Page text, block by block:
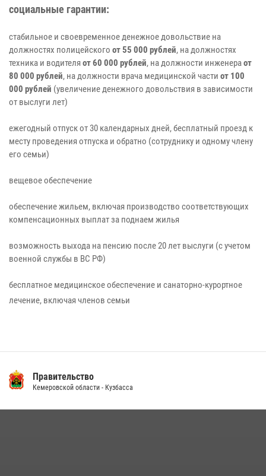
социальные гарантии:
стабильное и своевременное денежное довольствие на
должностях полицейского от 55 000 рублей, на должностях
техника и водителя от 60 000 рублей, на должности инженераот
80 000 рублей, на должности врача медицинской части от 100
000 рублей (увеличение денежного довольствия в зависимости
от выслуги лет)
ежегодный отпуск от 30 календарных дней, бесплатный проезд к
месту проведения отпуска и обратно (сотруднику и одному члену
его семьи)
вещевое обеспечение
обеспечение жильем, включая производство соответствующих
компенсационных выплат за поднаем жилья
возможность выхода на пенсию после 20 лет выслуги (с учетом
военной службы в ВС РФ)
бесплатное медицинское обеспечение и санаторно-курортное
лечение, включая членов семьи
Правительство
Кемеровской области - Кузбасса